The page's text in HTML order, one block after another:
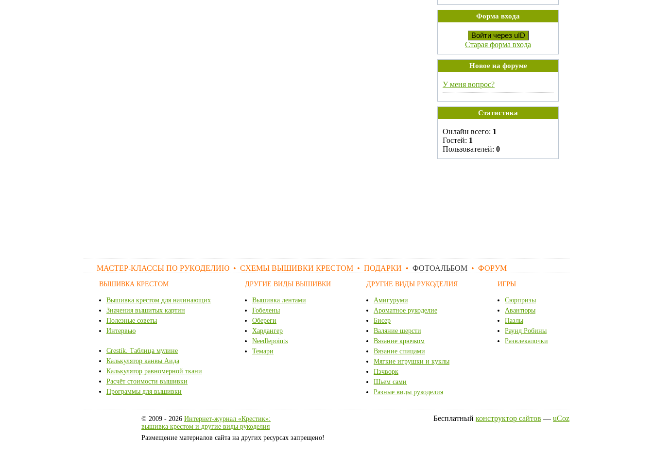
Форма входа
Войти через uID
Старая форма входа
Новое на форуме
У меня вопрос?
Статистика
Онлайн всего: 1
Гостей: 1
Пользователей: 0
МАСТЕР-КЛАССЫ ПО РУКОДЕЛИЮ • СХЕМЫ ВЫШИВКИ КРЕСТОМ • ПОДАРКИ • ФОТОАЛЬБОМ • ФОРУМ
ВЫШИВКА КРЕСТОМ
Вышивка крестом для начинающих
Значения вышитых картин
Полезные советы
Интервью
Crestik. Таблица мулине
Калькулятор канвы Аида
Калькулятор равномерной ткани
Расчёт стоимости вышивки
Программы для вышивки
ДРУГИЕ ВИДЫ ВЫШИВКИ
Вышивка лентами
Гобелены
Обереги
Хардангер
Needlepoints
Темари
ДРУГИЕ ВИДЫ РУКОДЕЛИЯ
Амигуруми
Ароматное рукоделие
Бисер
Валяние шерсти
Вязание крючком
Вязание спицами
Мягкие игрушки и куклы
Пэчворк
Шьем сами
Разные виды рукоделия
ИГРЫ
Сюрпризы
Авантюры
Пазлы
Раунд Робины
Развлекалочки
© 2009 - 2026 Интернет-журнал «Крестик»:
вышивка крестом и другие виды рукоделия
Размещение материалов сайта на других ресурсах запрещено!
Бесплатный конструктор сайтов — uCoz